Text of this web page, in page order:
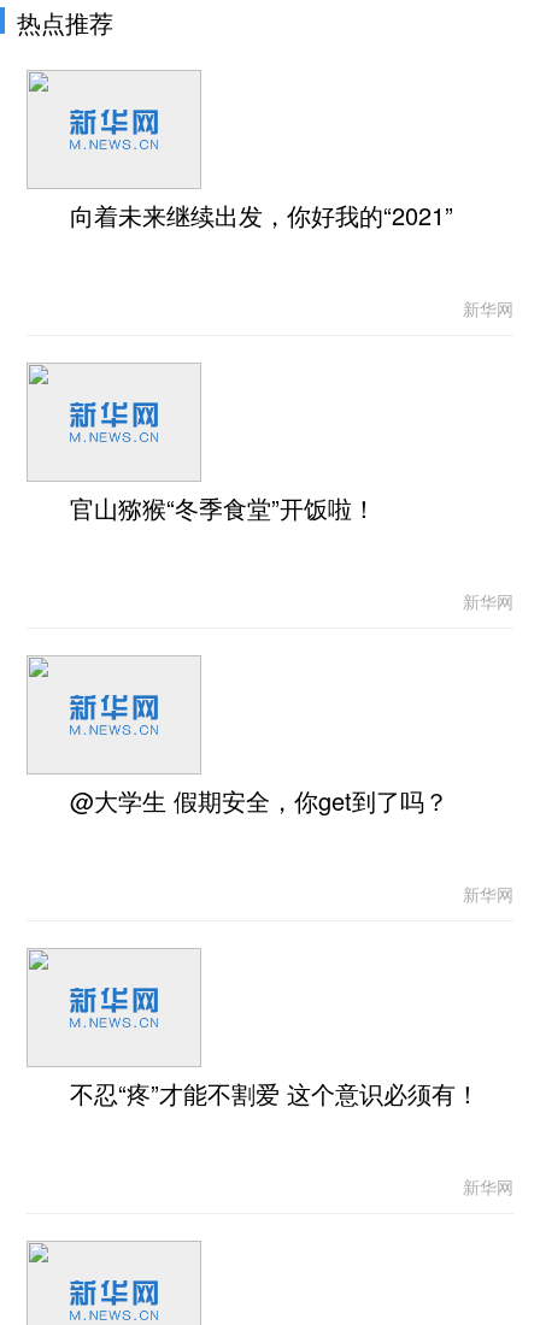
热点推荐
向着未来继续出发，你好我的“2021”
新华网
官山猕猴“冬季食堂”开饭啦！
新华网
@大学生 假期安全，你get到了吗？
新华网
不忍“疼”才能不割爱 这个意识必须有！
新华网